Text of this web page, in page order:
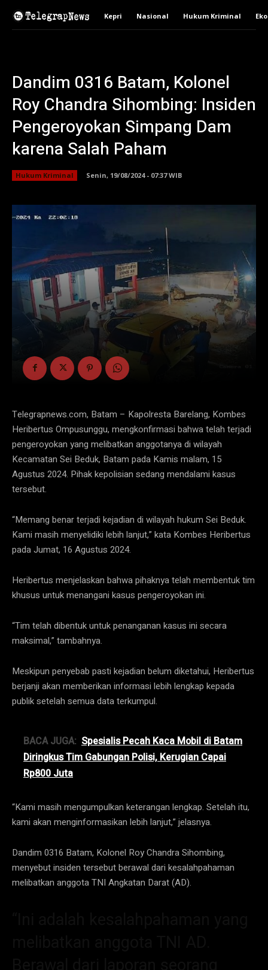
Kepri Nasional Hukum Kriminal
Dandim 0316 Batam, Kolonel
Roy Chandra Sihombing: Insiden
Pengeroyokan Simpang Dam
karena Salah Paham
Hukum Kriminal Senin, 19/08/2024 - 07:37 WIB
Telegrapnews.com, Batam – Kapolresta Barelang, Kombes
Heribertus Ompusunggu, mengkonfirmasi bahwa telah terjadi
pengeroyokan yang melibatkan anggotanya di wilayah
Kecamatan Sei Beduk, Batam pada Kamis malam, 15
Agustus 2024. Pihak kepolisian sedang mendalami kasus
tersebut.
“Memang benar terjadi kejadian di wilayah hukum Sei Beduk.
Kami masih menyelidiki lebih lanjut,” kata Kombes Heribertus
pada Jumat, 16 Agustus 2024.
Heribertus menjelaskan bahwa pihaknya telah membentuk tim
khusus untuk menangani kasus pengeroyokan ini.
“Tim telah dibentuk untuk penanganan kasus ini secara
maksimal,” tambahnya.
Meskipun penyebab pasti kejadian belum diketahui, Heribertus
berjanji akan memberikan informasi lebih lengkap kepada
publik setelah semua data terkumpul.
BACA JUGA: Spesialis Pecah Kaca Mobil di Batam
Diringkus Tim Gabungan Polisi, Kerugian Capai
Rp800 Juta
“Kami masih mengumpulkan keterangan lengkap. Setelah itu,
kami akan menginformasikan lebih lanjut,” jelasnya.
Dandim 0316 Batam, Kolonel Roy Chandra Sihombing,
menyebut insiden tersebut berawal dari kesalahpahaman
melibatkan anggota TNI Angkatan Darat (AD).